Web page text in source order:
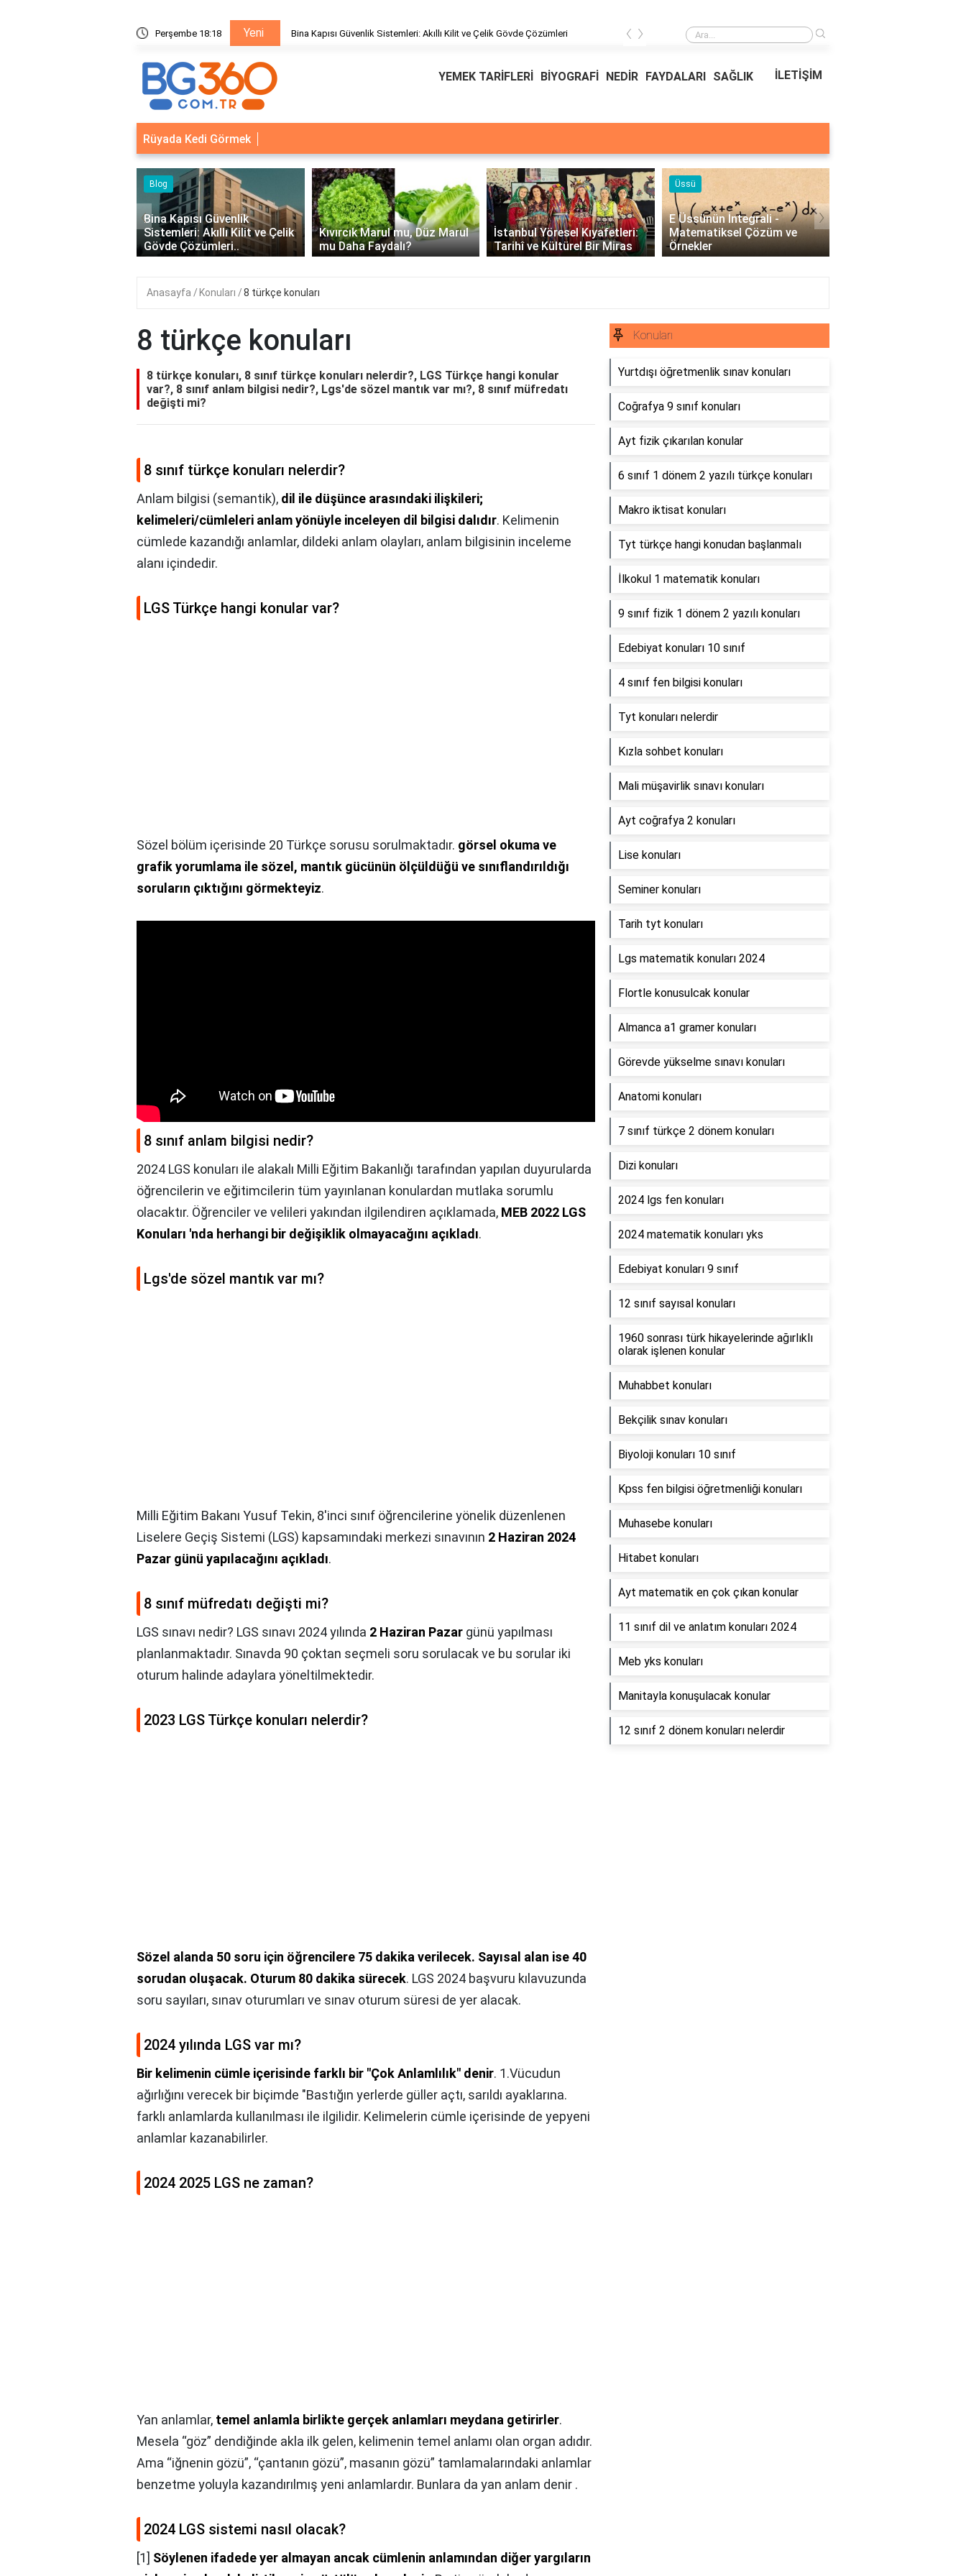
Perşembe 18:18 Yeni
Sistemleri: Akıllı Kilit ve Çelik Gövde Çözümleri Bina Kapısı Güvenlik Sistemleri: Akıllı Kilit ve Çelik Gövde Çözümleri Ödeal Müşteri Hizmetleri
‹ ›
YEMEK TARİFLERİ BİYOGRAFİ NEDİR FAYDALARI SAĞLIK İLETİŞİM
Rüyada Kedi Görmek
Kıvırcık Marul mu, Düz Marul
mu Daha Faydalı?
İstanbul Yöresel Kıyafetleri:
Tarihî ve Kültürel Bir Miras
Üssü
E Üssünün İntegrali -
Matematiksel Çözüm ve
Örnekler
Örnekleri
Profesyonel Kurumsal Mail
Örnekleri - İşletmeler İçin
Etkili İletişim..
‹ ›
Anasayfa Konuları 8 türkçe konuları
8 türkçe konuları
8 türkçe konuları, 8 sınıf türkçe konuları nelerdir?, LGS Türkçe hangi konular
var?, 8 sınıf anlam bilgisi nedir?, Lgs'de sözel mantık var mı?, 8 sınıf müfredatı
değişti mi?
8 sınıf türkçe konuları nelerdir?
Anlam bilgisi (semantik), dil ile düşünce arasındaki ilişkileri;
kelimeleri/cümleleri anlam yönüyle inceleyen dil bilgisi dalıdır. Kelimenin
cümlede kazandığı anlamlar, dildeki anlam olayları, anlam bilgisinin inceleme
alanı içindedir.
LGS Türkçe hangi konular var?
Sözel bölüm içerisinde 20 Türkçe sorusu sorulmaktadır. görsel okuma ve
grafik yorumlama ile sözel, mantık gücünün ölçüldüğü ve sınıflandırıldığı
soruların çıktığını görmekteyiz.
8 sınıf anlam bilgisi nedir?
2024 LGS konuları ile alakalı Milli Eğitim Bakanlığı tarafından yapılan duyurularda
öğrencilerin ve eğitimcilerin tüm yayınlanan konulardan mutlaka sorumlu
olacaktır. Öğrenciler ve velileri yakından ilgilendiren açıklamada, MEB 2022 LGS
Konuları 'nda herhangi bir değişiklik olmayacağını açıkladı.
Lgs'de sözel mantık var mı?
Milli Eğitim Bakanı Yusuf Tekin, 8'inci sınıf öğrencilerine yönelik düzenlenen
Liselere Geçiş Sistemi (LGS) kapsamındaki merkezi sınavının 2 Haziran 2024
Pazar günü yapılacağını açıkladı.
8 sınıf müfredatı değişti mi?
LGS sınavı nedir? LGS sınavı 2024 yılında 2 Haziran Pazar günü yapılması
planlanmaktadır. Sınavda 90 çoktan seçmeli soru sorulacak ve bu sorular iki
oturum halinde adaylara yöneltilmektedir.
2023 LGS Türkçe konuları nelerdir?
Sözel alanda 50 soru için öğrencilere 75 dakika verilecek. Sayısal alan ise 40
sorudan oluşacak. Oturum 80 dakika sürecek. LGS 2024 başvuru kılavuzunda
soru sayıları, sınav oturumları ve sınav oturum süresi de yer alacak.
2024 yılında LGS var mı?
Bir kelimenin cümle içerisinde farklı bir "Çok Anlamlılık" denir. 1.Vücudun
ağırlığını verecek bir biçimde "Bastığın yerlerde güller açtı, sarıldı ayaklarına.
farklı anlamlarda kullanılması ile ilgilidir. Kelimelerin cümle içerisinde de yepyeni
anlamlar kazanabilirler.
2024 2025 LGS ne zaman?
Yan anlamlar, temel anlamla birlikte gerçek anlamları meydana getirirler.
Mesela “göz” dendiğinde akla ilk gelen, kelimenin temel anlamı olan organ adıdır.
Ama “iğnenin gözü”, “çantanın gözü”, masanın gözü” tamlamalarındaki anlamlar
benzetme yoluyla kazandırılmış yeni anlamlardır. Bunlara da yan anlam denir .
2024 LGS sistemi nasıl olacak?
[1] Söylenen ifadede yer almayan ancak cümlenin anlamından diğer yargıların
Konuları
Yurtdışı öğretmenlik sınav konuları
Coğrafya 9 sınıf konuları
Ayt fizik çıkarılan konular
6 sınıf 1 dönem 2 yazılı türkçe konuları
Makro iktisat konuları
Tyt türkçe hangi konudan başlanmalı
İlkokul 1 matematik konuları
9 sınıf fizik 1 dönem 2 yazılı konuları
Edebiyat konuları 10 sınıf
4 sınıf fen bilgisi konuları
Tyt konuları nelerdir
Kızla sohbet konuları
Mali müşavirlik sınavı konuları
Ayt coğrafya 2 konuları
Lise konuları
Seminer konuları
Tarih tyt konuları
Lgs matematik konuları 2024
Flortle konusulcak konular
Almanca a1 gramer konuları
Görevde yükselme sınavı konuları
Anatomi konuları
7 sınıf türkçe 2 dönem konuları
Dizi konuları
2024 lgs fen konuları
2024 matematik konuları yks
Edebiyat konuları 9 sınıf
12 sınıf sayısal konuları
1960 sonrası türk hikayelerinde ağırlıklı
olarak işlenen konular
Muhabbet konuları
Bekçilik sınav konuları
Biyoloji konuları 10 sınıf
Kpss fen bilgisi öğretmenliği konuları
Muhasebe konuları
Hitabet konuları
Ayt matematik en çok çıkan konular
11 sınıf dil ve anlatım konuları 2024
Meb yks konuları
Manitayla konuşulacak konular
12 sınıf 2 dönem konuları nelerdir